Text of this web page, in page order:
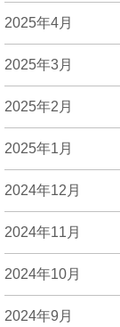
2025年4月
2025年3月
2025年2月
2025年1月
2024年12月
2024年11月
2024年10月
2024年9月